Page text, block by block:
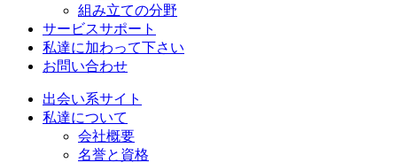
組み立ての分野
サービスサポート
私達に加わって下さい
お問い合わせ
出会い系サイト
私達について
会社概要
名誉と資格